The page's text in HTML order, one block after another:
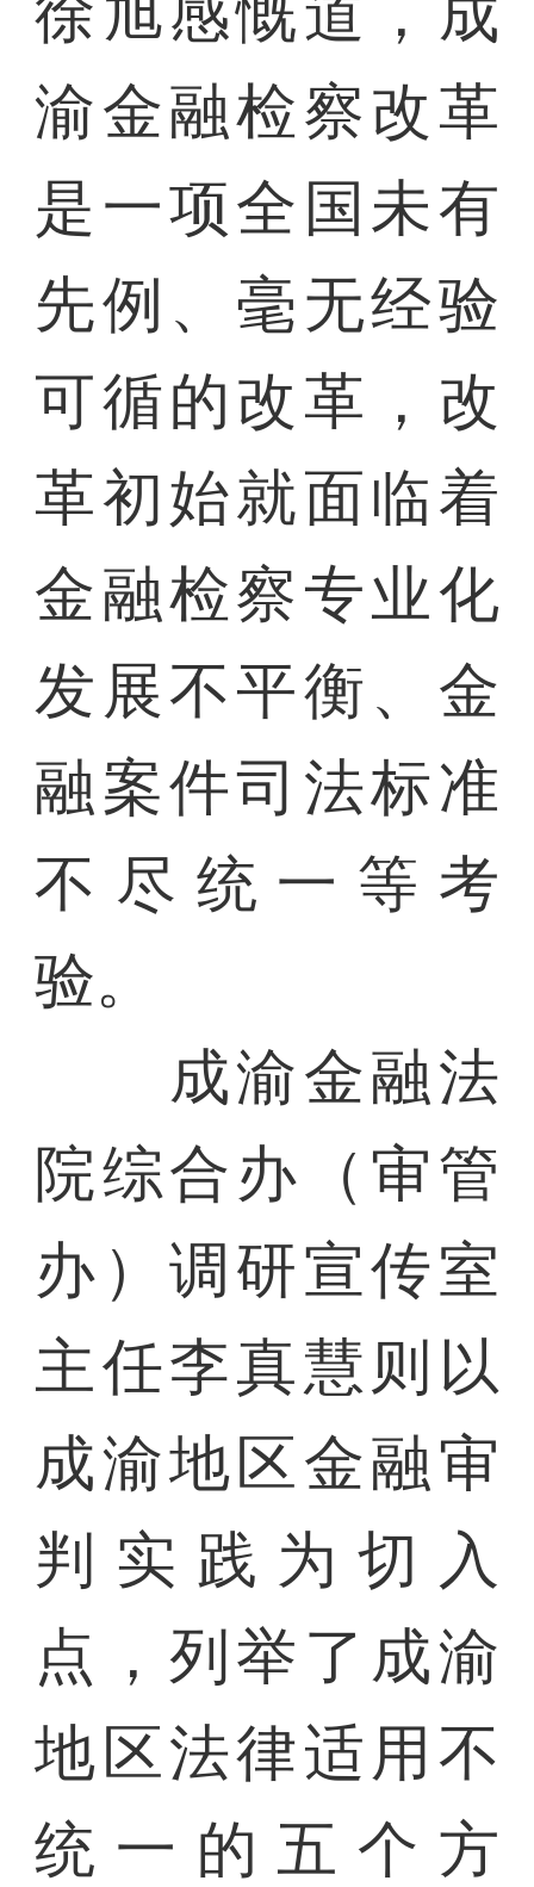
徐旭感慨道，成
渝金融检察改革
是一项全国未有
先例、毫无经验
可循的改革，改
革初始就面临着
金融检察专业化
发展不平衡、金
融案件司法标准
不尽统一等考
验。
成渝金融法
院综合办（审管
办）调研宣传室
主任李真慧则以
成渝地区金融审
判实践为切入
点，列举了成渝
地区法律适用不
统一的五个方